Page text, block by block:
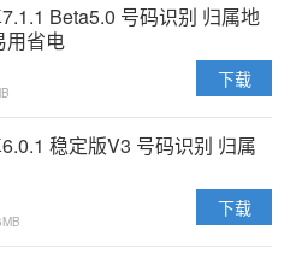
Beta5.0 号码识别 归属地
用省电
下载
稳定版V3 号码识别 归属
下载